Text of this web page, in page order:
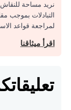
نريد مساحة
التبادلات بموجب
لمراجعة قواعد
اقرأ ميثاقنا